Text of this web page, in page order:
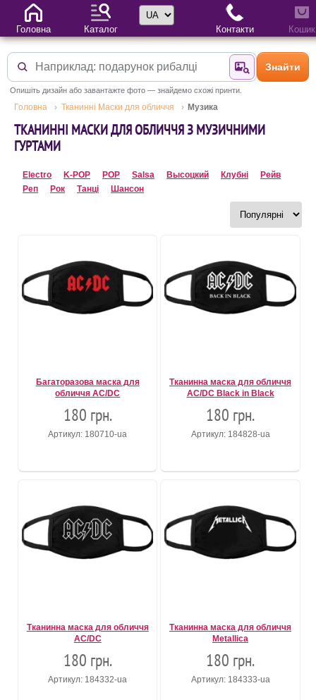
Знайти за
Знайти
Опишіть дизайн або завантажте фото — знайдемо схожі принти.
Головна Тканинні Маски для обличчя Музика
ТКАНИННІ МАСКИ ДЛЯ ОБЛИЧЧЯ З МУЗИЧНИМИ
ГУРТАМИ
Electro K-POP POP Salsa Высоцкий Клубні
Рейв
Реп
Рок Танці Шансон
Багаторазова маска для
обличчя AC/DC
180 грн.
Артикул: 180710-ua
Тканинна маска для обличчя
AC/DC Black in Black
180 грн.
Артикул: 184828-ua
Тканинна маска для обличчя
AC/DC
180 грн.
Артикул: 184332-ua
Тканинна маска для обличчя
Metallica
180 грн.
Артикул: 184333-ua
Головна Каталог
Вибір мови
Контакти Кошик